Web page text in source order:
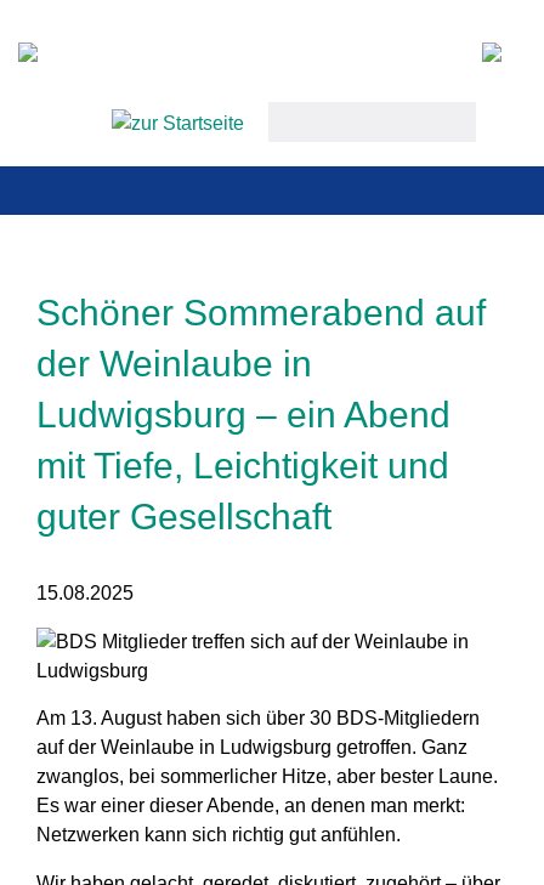
Schöner Sommerabend auf
der Weinlaube in
Ludwigsburg – ein Abend
mit Tiefe, Leichtigkeit und
guter Gesellschaft
15.08.2025
Am 13. August haben sich über 30 BDS-Mitgliedern
auf der Weinlaube in Ludwigsburg getroffen. Ganz
zwanglos, bei sommerlicher Hitze, aber bester Laune.
Es war einer dieser Abende, an denen man merkt:
Netzwerken kann sich richtig gut anfühlen.
Termine
Kontakt